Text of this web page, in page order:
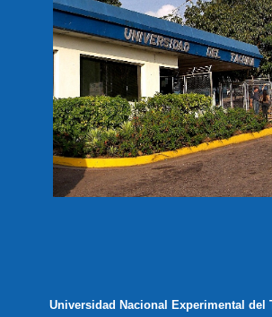
Universidad Nacional Experimental del